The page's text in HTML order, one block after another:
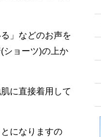
」などのお声を
ショーツ)の上か
に直接着用して
になりますの